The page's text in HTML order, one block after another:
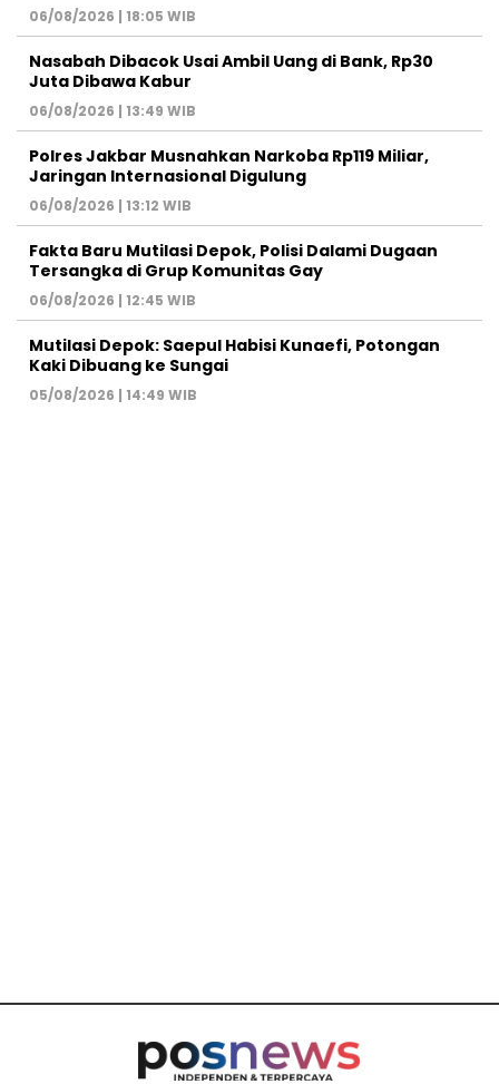
06/08/2026 | 18:05 WIB
Nasabah Dibacok Usai Ambil Uang di Bank, Rp30
Juta Dibawa Kabur
06/08/2026 | 13:49 WIB
Polres Jakbar Musnahkan Narkoba Rp119 Miliar,
Jaringan Internasional Digulung
06/08/2026 | 13:12 WIB
Fakta Baru Mutilasi Depok, Polisi Dalami Dugaan
Tersangka di Grup Komunitas Gay
06/08/2026 | 12:45 WIB
Mutilasi Depok: Saepul Habisi Kunaefi, Potongan
Kaki Dibuang ke Sungai
05/08/2026 | 14:49 WIB